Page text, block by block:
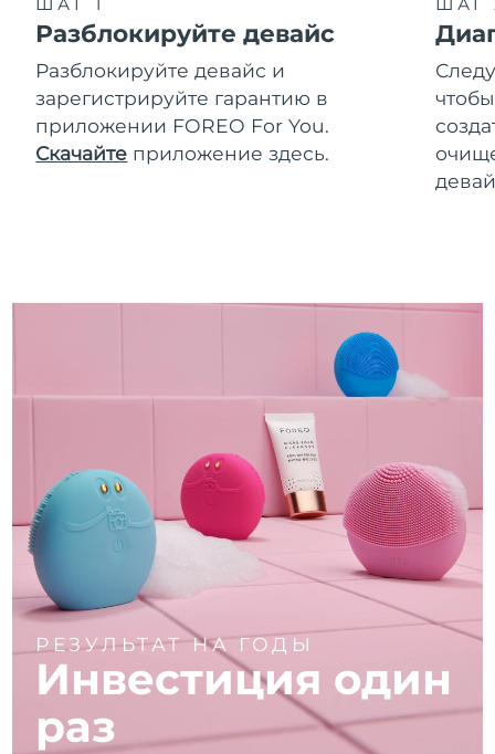
ШАГ 1
Разблокируйте девайс
Разблокируйте девайс и
зарегистрируйте гарантию в
приложении FOREO For You.
Скачайте приложение здесь.
ШАГ
РЕЗУЛЬТАТ НА ГОДЫ
Инвестиция один
раз